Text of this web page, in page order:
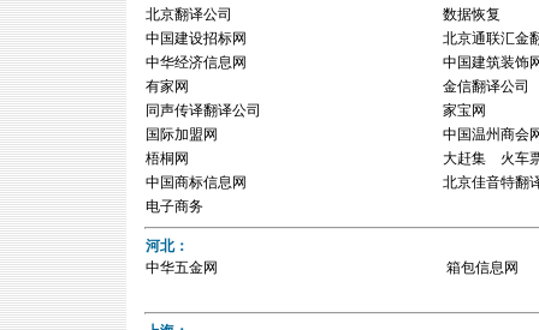
北京翻译公司
数据恢复
中国建设招标网
北京通联汇金
中华经济信息网
中国建筑装饰
有家网
金信翻译公司
同声传译翻译公司
家宝网
国际加盟网
中国温州商会
梧桐网
大赶集 火车
中国商标信息网
北京佳音特翻
电子商务
河北：
中华五金网
箱包信息网